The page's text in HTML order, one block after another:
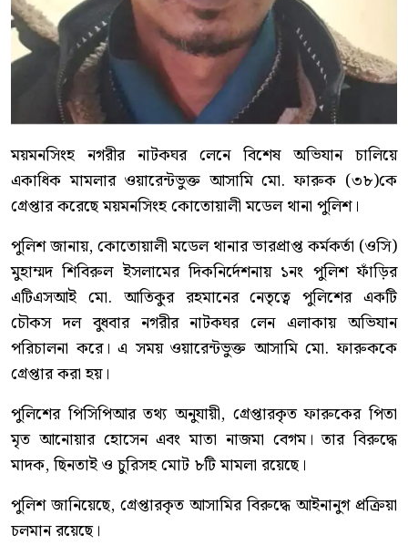
ময়মনসিংহ নগরীর নাটকঘর লেনে বিশেষ অভিযান চালিয়ে
একাধিক মামলার ওয়ারেন্টভুক্ত আসামি মো. ফারুক (৩৮)কে
গ্রেপ্তার করেছে ময়মনসিংহ কোতোয়ালী মডেল থানা পুলিশ।
পুলিশ জানায়, কোতোয়ালী মডেল থানার ভারপ্রাপ্ত কর্মকর্তা (ওসি)
মুহাম্মদ শিবিরুল ইসলামের দিকনির্দেশনায় ১নং পুলিশ ফাঁড়ির
এটিএসআই মো. আতিকুর রহমানের নেতৃত্বে পুলিশের একটি
চৌকস দল বুধবার নগরীর নাটকঘর লেন এলাকায় অভিযান
পরিচালনা করে। এ সময় ওয়ারেন্টভুক্ত আসামি মো. ফারুককে
গ্রেপ্তার করা হয়।
পুলিশের পিসিপিআর তথ্য অনুযায়ী, গ্রেপ্তারকৃত ফারুকের পিতা
মৃত আনোয়ার হোসেন এবং মাতা নাজমা বেগম। তার বিরুদ্ধে
মাদক, ছিনতাই ও চুরিসহ মোট ৮টি মামলা রয়েছে।
পুলিশ জানিয়েছে, গ্রেপ্তারকৃত আসামির বিরুদ্ধে আইনানুগ প্রক্রিয়া
চলমান রয়েছে।